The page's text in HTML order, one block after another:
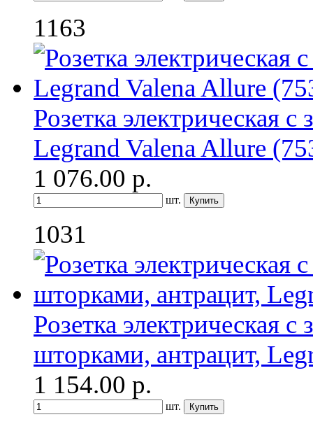
1163
Розетка электрическая
Legrand Valena Allure
1 076.00 р.
шт.
1031
Розетка электрическая
шторками, антрацит,
1 154.00 р.
шт.